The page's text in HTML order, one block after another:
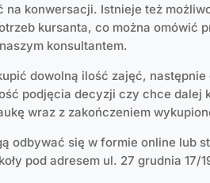
na konwersacji. Istnieje też
kursanta, co można omówić
konsultantem.
dowolną ilość zajęć,
podjęcia decyzji czy chce dalej
wraz z zakończeniem
odbywać się w formie online lub
pod adresem ul. 27 grudnia 17/